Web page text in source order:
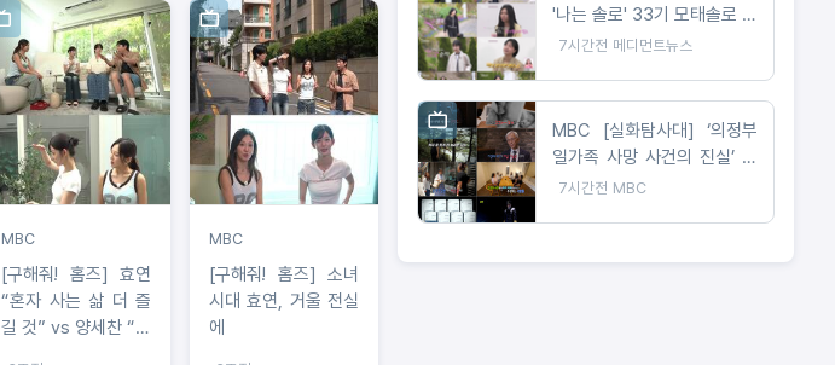
MBC
[구해줘! 홈즈] 효연
“혼자 사는 삶 더 즐
길 것” vs 양세찬 “이
MBC
[구해줘! 홈즈] 소녀
시대 효연, 거울 전실
에
'나는 솔로' 33기 모태솔로 특
징 총집합
7시간전 메디먼트뉴스
MBC [실화탐사대] ‘의정부
일가족 사망 사건의 진실’ 오
늘(6일) 밤 9시 방송
7시간전 MBC